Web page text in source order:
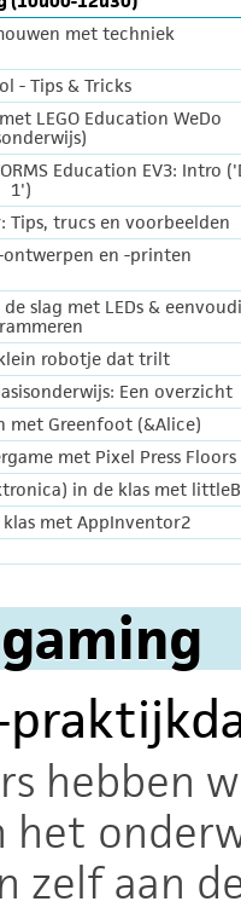
met techniek
- Tips & Tricks
LEGO Education WeDo
Education EV3: Intro
1')
Tips, trucs en voorbeelden
ontwerpen en -printen
slag met LEDs &
robotje dat trilt
Een overzicht
met Greenfoot (&Alice)
met Pixel Press Floors
in de klas met
met AppInventor2
hebben
het
zelf aan